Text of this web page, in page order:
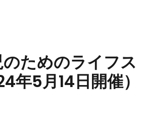
のためのライフス
年5月14日開催）